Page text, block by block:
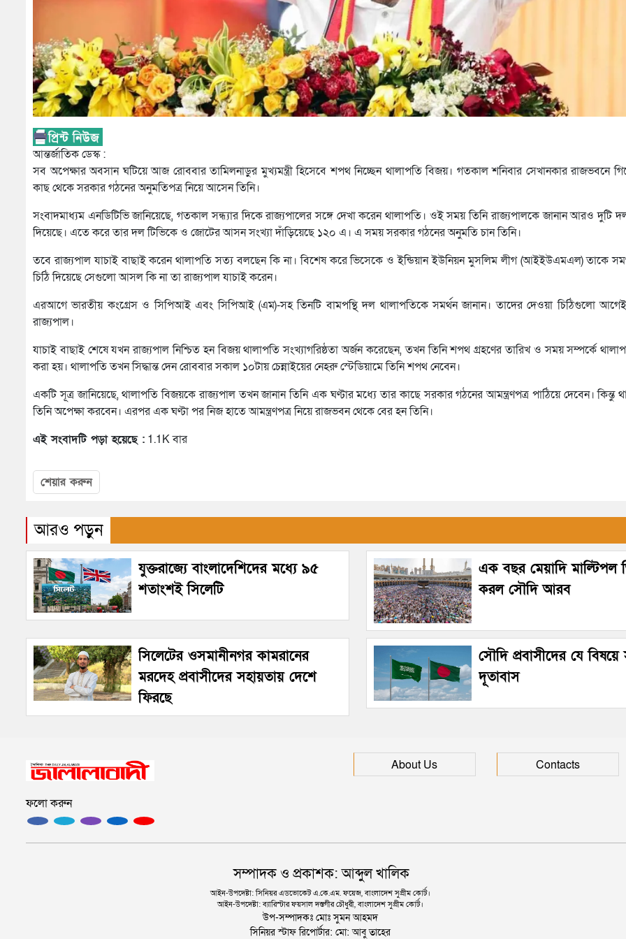
আন্তর্জাতিক ডেস্ক :
সব অপেক্ষার অবসান ঘটিয়ে আজ রোববার তামিলনাড়ুর মুখ্যমন্ত্রী হিসেবে শপথ নিচ্ছেন থালাপতি বিজয়। গতকাল শনিবার সেখানকার রাজভবনে
কাছ থেকে সরকার গঠনের অনুমতিপত্র নিয়ে আসেন তিনি।
সংবাদমাধ্যম এনডিটিভি জানিয়েছে, গতকাল সন্ধ্যার দিকে রাজ্যপালের সঙ্গে দেখা করেন থালাপতি। ওই সময় তিনি রাজ্যপালকে জানান আরও দুটি
দিয়েছে। এতে করে তার দল টিভিকে ও জোটের আসন সংখ্যা দাঁড়িয়েছে ১২০ এ। এ সময় সরকার গঠনের অনুমতি চান তিনি।
তবে রাজ্যপাল যাচাই বাছাই করেন থালাপতি সত্য বলছেন কি না। বিশেষ করে ভিসেকে ও ইন্ডিয়ান ইউনিয়ন মুসলিম লীগ (আইইউএমএল) তাকে
চিঠি দিয়েছে সেগুলো আসল কি না তা রাজ্যপাল যাচাই করেন।
এরআগে ভারতীয় কংগ্রেস ও সিপিআই এবং সিপিআই (এম)-সহ তিনটি বামপন্থি দল থালাপতিকে সমর্থন জানান। তাদের দেওয়া চিঠিগুলো
রাজ্যপাল।
যাচাই বাছাই শেষে যখন রাজ্যপাল নিশ্চিত হন বিজয় থালাপতি সংখ্যাগরিষ্ঠতা অর্জন করেছেন, তখন তিনি শপথ গ্রহণের তারিখ ও সময় সম্পর্কে
করা হয়। থালাপতি তখন সিদ্ধান্ত দেন রোববার সকাল ১০টায় চেন্নাইয়ের নেহরু স্টেডিয়ামে তিনি শপথ নেবেন।
একটি সূত্র জানিয়েছে, থালাপতি বিজয়কে রাজ্যপাল তখন জানান তিনি এক ঘণ্টার মধ্যে তার কাছে সরকার গঠনের আমন্ত্রণপত্র পাঠিয়ে দেবেন। কিন্তু
তিনি অপেক্ষা করবেন। এরপর এক ঘণ্টা পর নিজ হাতে আমন্ত্রণপত্র নিয়ে রাজভবন থেকে বের হন তিনি।
এই সংবাদটি পড়া হয়েছে : 1.1K বার
শেয়ার করুন
আরও পড়ুন
যুক্তরাজ্যে বাংলাদেশিদের মধ্যে ৯৫
শতাংশই সিলেটি
এক বছর মেয়াদি মাল্টিপল
করল সৌদি আরব
সিলেটের ওসমানীনগর কামরানের
মরদেহ প্রবাসীদের সহায়তায় দেশে
ফিরছে
সৌদি প্রবাসীদের যে
দূতাবাস
ফলো করুন
About Us Contacts
সম্পাদক ও প্রকাশক: আব্দুল খালিক
আইন-উপদেষ্টা: সিনিয়র এডভোকেট এ.কে.এম. ফয়েজ, বাংলাদেশ সুপ্রীম কোর্ট।
আইন-উপদেষ্টা: ব্যারিস্টার ফয়সাল দস্তগীর চৌধুরী, বাংলাদেশ সুপ্রীম কোর্ট।
উপ-সম্পাদকঃ মোঃ সুমন আহমদ
সিনিয়র স্টাফ রিপোর্টার: মো: আবু তাহের